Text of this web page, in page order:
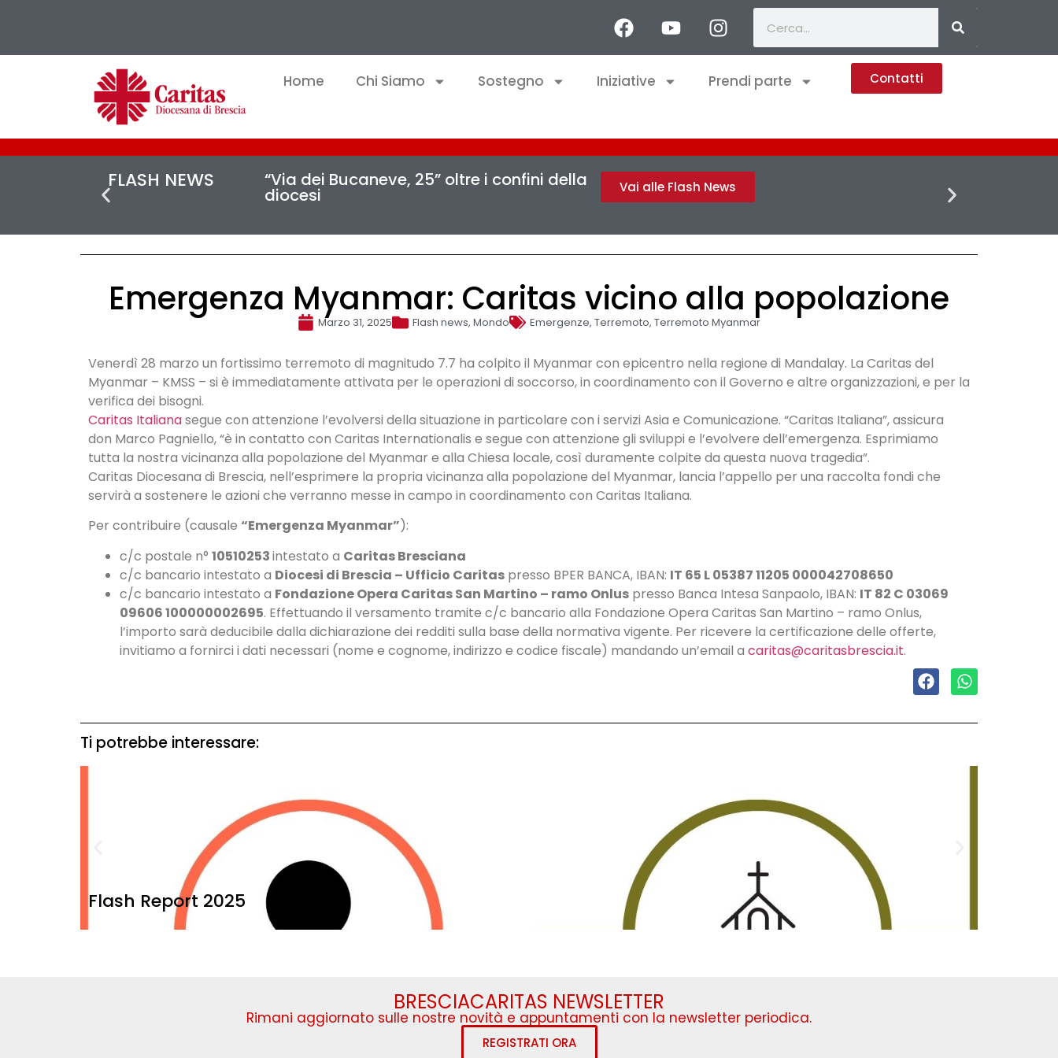
Home Chi Siamo Sostegno Iniziative Prendi parte Contatti
FLASH NEWS “Via dei Bucaneve, 25” oltre i confini della
diocesi Vai alle Flash News
Emergenza Myanmar: Caritas vicino alla popolazione
Marzo 31, 2025 Flash news, Mondo Emergenze, Terremoto, Terremoto Myanmar
Venerdì 28 marzo un fortissimo terremoto di magnitudo 7.7 ha colpito il Myanmar con epicentro nella regione di Mandalay. La Caritas del
Myanmar – KMSS – si è immediatamente attivata per le operazioni di soccorso, in coordinamento con il Governo e altre organizzazioni, e per la
verifica dei bisogni.
Caritas Italianasegue con attenzione l’evolversi della situazione in particolare con i servizi Asia e Comunicazione. “Caritas Italiana”, assicura
don Marco Pagniello, “è in contatto con Caritas Internationalis e segue con attenzione gli sviluppi e l’evolvere dell’emergenza. Esprimiamo
tutta la nostra vicinanza alla popolazione del Myanmar e alla Chiesa locale, così duramente colpite da questa nuova tragedia”.
Caritas Diocesana di Brescia, nell’esprimere la propria vicinanza alla popolazione del Myanmar, lancia l’appello per una raccolta fondi che
servirà a sostenere le azioni che verranno messe in campo in coordinamento con Caritas Italiana.
Per contribuire (causale “Emergenza Myanmar”):
c/c postale n° 10510253intestato a Caritas Bresciana
c/c bancario intestato a Diocesi di Brescia – Ufficio Caritas presso BPER BANCA, IBAN: IT 65 L 05387 11205 000042708650
c/c bancario intestato a Fondazione Opera Caritas San Martino – ramo Onlus presso Banca Intesa Sanpaolo, IBAN: IT 82 C 03069
09606 100000002695. Effettuando il versamento tramite c/c bancario alla Fondazione Opera Caritas San Martino – ramo Onlus,
l’importo sarà deducibile dalla dichiarazione dei redditi sulla base della normativa vigente. Per ricevere la certificazione delle offerte,
invitiamo a fornirci i dati necessari (nome e cognome, indirizzo e codice fiscale) mandando un’email a caritas@caritasbrescia.it.
Ti potrebbe interessare:
Flash Report 2025
BRESCIACARITAS NEWSLETTER
Rimani aggiornato sulle nostre novità e appuntamenti con la newsletter periodica.
REGISTRATI ORA